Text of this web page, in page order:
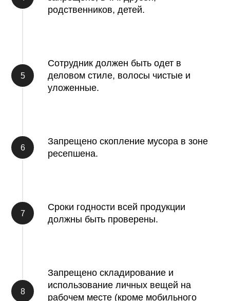
родственников, детей.
Сотрудник должен быть одет в
деловом стиле, волосы чистые и
уложенные.
Запрещено скопление мусора в зоне
ресепшена.
Сроки годности всей продукции
должны быть проверены.
Запрещено складирование и
использование личных вещей на
рабочем месте (кроме мобильного